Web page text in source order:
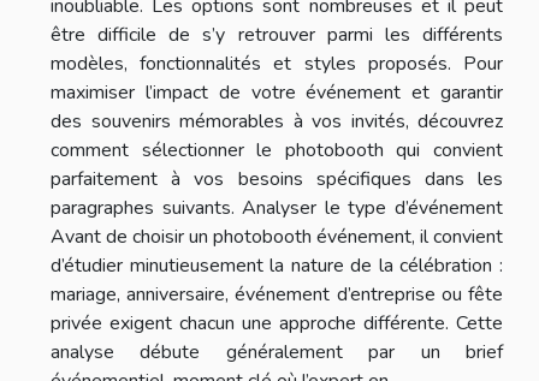
inoubliable. Les options sont nombreuses et il peut
être difficile de s’y retrouver parmi les différents
modèles, fonctionnalités et styles proposés. Pour
maximiser l’impact de votre événement et garantir
des souvenirs mémorables à vos invités, découvrez
comment sélectionner le photobooth qui convient
parfaitement à vos besoins spécifiques dans les
paragraphes suivants. Analyser le type d’événement
Avant de choisir un photobooth événement, il convient
d’étudier minutieusement la nature de la célébration :
mariage, anniversaire, événement d’entreprise ou fête
privée exigent chacun une approche différente. Cette
analyse débute généralement par un brief